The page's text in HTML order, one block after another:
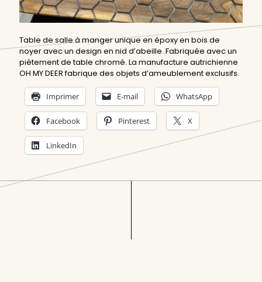
Table de salle à manger unique en époxy en bois de
noyer avec un design en nid d’abeille. Fabriquée avec un
piètement de table chromé. La manufacture autrichienne
OH MY DEER fabrique des objets d’ameublement exclusifs.
Imprimer E-mail WhatsApp
Facebook Pinterest X
LinkedIn